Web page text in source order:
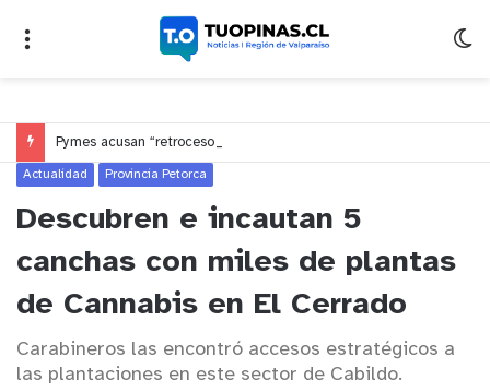
Actualidad Provincia Petorca
Descubren e incautan 5
canchas con miles de plantas
de Cannabis en El Cerrado
Carabineros las encontró accesos estratégicos a
las plantaciones en este sector de Cabildo.